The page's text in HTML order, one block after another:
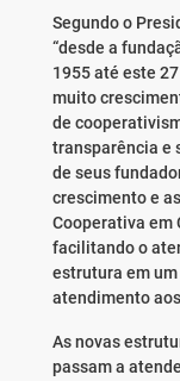
Segundo o
“desde a
1955 até este
muito
de
transparência e
de seus
crescimento e
Cooperativa em
facilitando o
estrutura em
atendimento
As novas
passam a